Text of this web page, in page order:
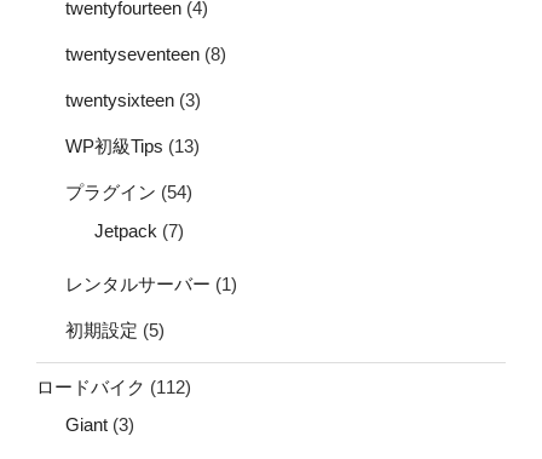
twentyfourteen (4)
twentyseventeen (8)
twentysixteen (3)
WP初級Tips (13)
プラグイン (54)
Jetpack (7)
レンタルサーバー (1)
初期設定 (5)
ロードバイク (112)
Giant (3)